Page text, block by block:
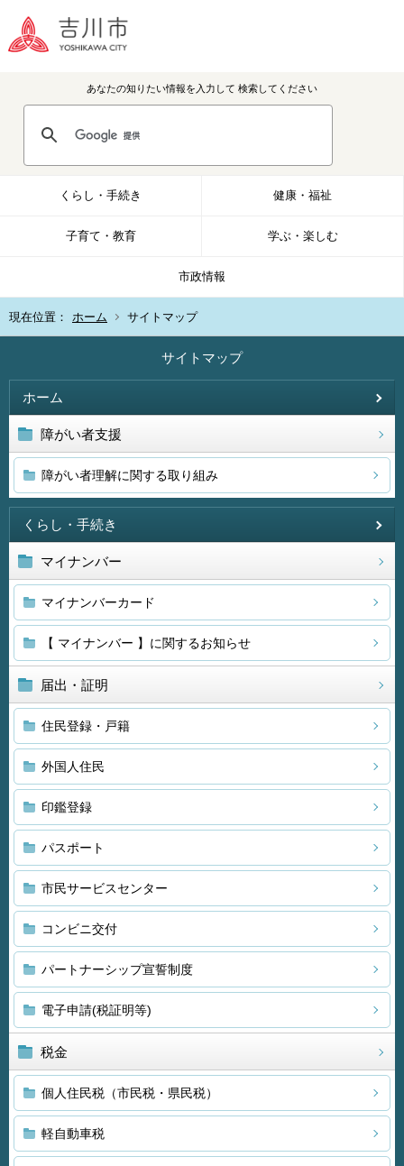
あなたの知りたい情報を入力して 検索してください
くらし・手続き 健康・福祉
子育て・教育 学ぶ・楽しむ
市政情報
現在位置： ホーム サイトマップ
サイトマップ
ホーム
障がい者支援
障がい者理解に関する取り組み
くらし・手続き
マイナンバー
マイナンバーカード
【 マイナンバー 】に関するお知らせ
届出・証明
住民登録・戸籍
外国人住民
印鑑登録
パスポート
市民サービスセンター
コンビニ交付
パートナーシップ宣誓制度
電子申請(税証明等)
税金
個人住民税（市民税・県民税）
軽自動車税